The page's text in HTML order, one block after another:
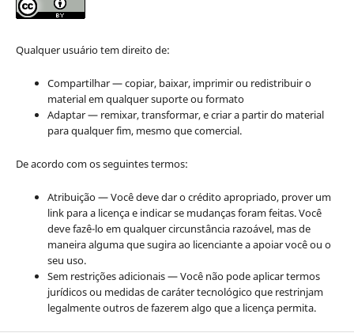
Qualquer usuário tem direito de:
Compartilhar — copiar, baixar, imprimir ou redistribuir o
material em qualquer suporte ou formato
Adaptar — remixar, transformar, e criar a partir do material
para qualquer fim, mesmo que comercial.
De acordo com os seguintes termos:
Atribuição — Você deve dar o crédito apropriado, prover um
link para a licença e indicar se mudanças foram feitas. Você
deve fazê-lo em qualquer circunstância razoável, mas de
maneira alguma que sugira ao licenciante a apoiar você ou o
seu uso.
Sem restrições adicionais — Você não pode aplicar termos
jurídicos ou medidas de caráter tecnológico que restrinjam
legalmente outros de fazerem algo que a licença permita.